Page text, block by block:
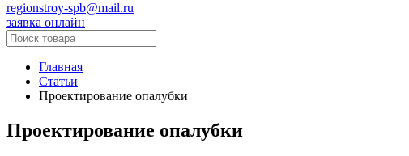
regionstroy-spb@mail.ru
заявка онлайн
Главная
Статьи
Проектирование опалубки
Проектирование опалубки